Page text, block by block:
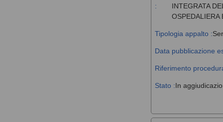
:
INTEGRATA
OSPEDALIERA
Tipologia appalto :
Data pubblicazione
Riferimento
Stato :In